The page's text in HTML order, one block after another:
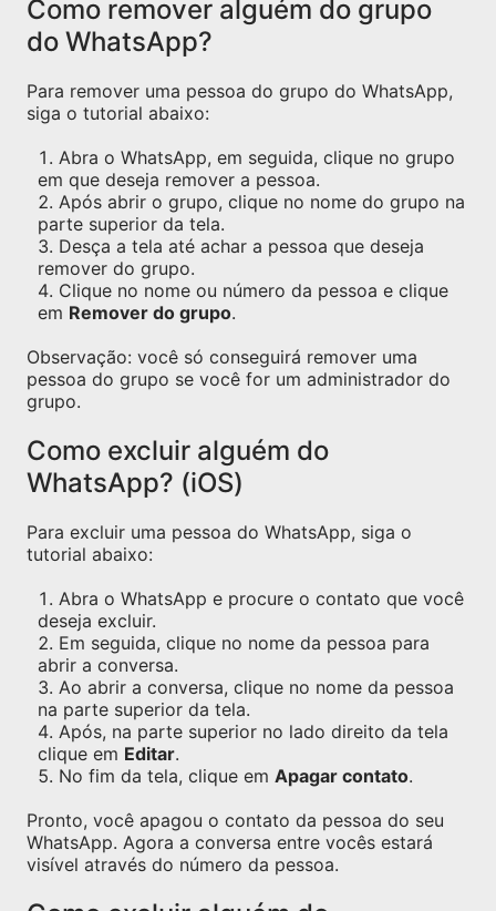
Como remover alguém do grupo
do WhatsApp?
Para remover uma pessoa do grupo do WhatsApp,
siga o tutorial abaixo:
Abra o WhatsApp, em seguida, clique no grupo
em que deseja remover a pessoa.
Após abrir o grupo, clique no nome do grupo na
parte superior da tela.
Desça a tela até achar a pessoa que deseja
remover do grupo.
Clique no nome ou número da pessoa e clique
em Remover do grupo.
Observação: você só conseguirá remover uma
pessoa do grupo se você for um administrador do
grupo.
Como excluir alguém do
WhatsApp? (iOS)
Para excluir uma pessoa do WhatsApp, siga o
tutorial abaixo:
Abra o WhatsApp e procure o contato que você
deseja excluir.
Em seguida, clique no nome da pessoa para
abrir a conversa.
Ao abrir a conversa, clique no nome da pessoa
na parte superior da tela.
Após, na parte superior no lado direito da tela
clique em Editar.
No fim da tela, clique em Apagar contato.
Pronto, você apagou o contato da pessoa do seu
WhatsApp. Agora a conversa entre vocês estará
visível através do número da pessoa.